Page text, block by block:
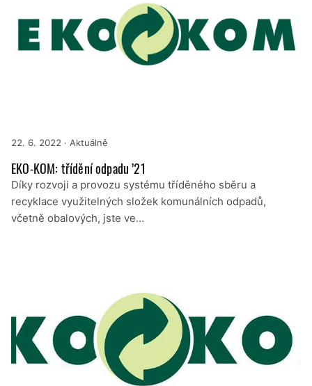
22. 6. 2022 · Aktuálně
EKO-KOM: třídění odpadu ’21
Díky rozvoji a provozu systému tříděného sběru a
recyklace využitelných složek komunálních odpadů,
včetně obalových, jste ve…